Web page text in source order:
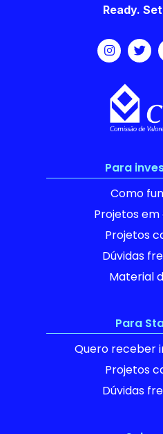
Ready.
Para
Como
Projetos
Projetos
Dúvidas
Material
Para
Quero receber
Projetos
Dúvidas